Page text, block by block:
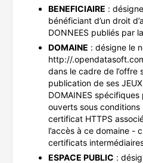
BENEFICIAIRE :
bénéficiant d’un droit
DONNEES publiés par
DOMAINE : désigne le
http://
dans le cadre de l’offre
publication de ses
DOMAINES
ouverts sous conditions
certificat HTTPS
l’accès à ce domaine -
certificats
ESPACE PUBLIC :